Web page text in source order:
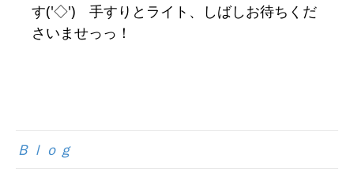
す('◇')ゞ手すりとライト、しばしお待ちくだ
さいませっっ！
Ｂｌｏｇ